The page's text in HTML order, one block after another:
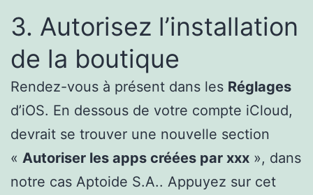
3. Autorisez l’installation
de la boutique
Rendez-vous à présent dans les Réglages
d’iOS. En dessous de votre compte iCloud,
devrait se trouver une nouvelle section
« Autoriser les apps créées par xxx », dans
notre cas Aptoide S.A.. Appuyez sur cet